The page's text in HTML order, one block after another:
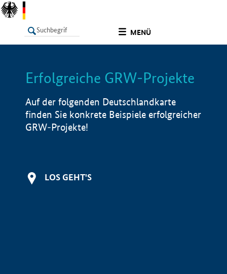
MENÜ
LISTE Info
Erfolgreiche GRW-Projekte
Auf der folgenden Deutschlandkarte
finden Sie konkrete Beispiele erfolgreicher
GRW-Projekte!
LOS GEHT'S